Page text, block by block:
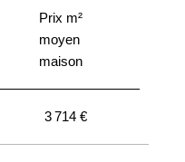
Prix m²
moyen
maison
3 714 €